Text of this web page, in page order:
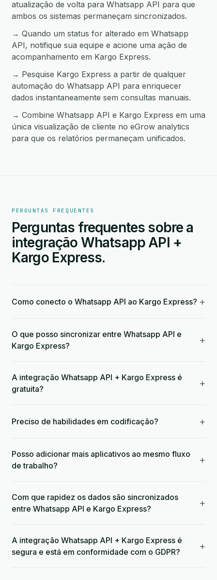
atualização de volta para Whatsapp API para que
ambos os sistemas permaneçam sincronizados.
→ Quando um status for alterado em Whatsapp
API, notifique sua equipe e acione uma ação de
acompanhamento em Kargo Express.
→ Pesquise Kargo Express a partir de qualquer
automação do Whatsapp API para enriquecer
dados instantaneamente sem consultas manuais.
→ Combine Whatsapp API e Kargo Express em uma
única visualização de cliente no eGrow analytics
para que os relatórios permaneçam unificados.
PERGUNTAS FREQUENTES
Perguntas frequentes sobre a
integração Whatsapp API +
Kargo Express.
Como conecto o Whatsapp API ao Kargo Express? +
O que posso sincronizar entre Whatsapp API e
Kargo Express?
+
A integração Whatsapp API + Kargo Express é
gratuita?
+
Preciso de habilidades em codificação? +
Posso adicionar mais aplicativos ao mesmo fluxo
de trabalho?
+
Com que rapidez os dados são sincronizados
entre Whatsapp API e Kargo Express?
+
A integração Whatsapp API + Kargo Express é
segura e está em conformidade com o GDPR?
+